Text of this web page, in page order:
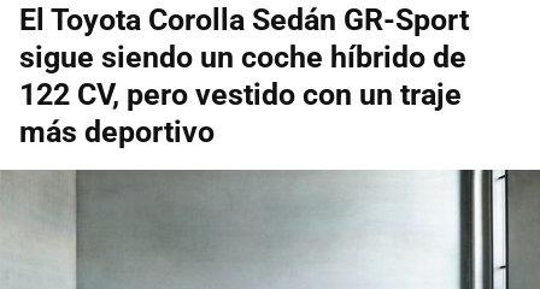
El Toyota Corolla Sedán GR-Sport
sigue siendo un coche híbrido de
122 CV, pero vestido con un traje
más deportivo